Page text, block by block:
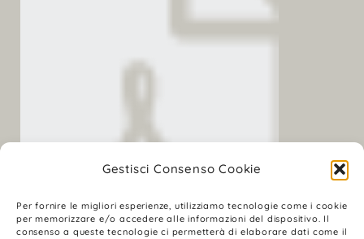
Gestisci Consenso Cookie
Per fornire le migliori esperienze, utilizziamo tecnologie come i cookie
per memorizzare e/o accedere alle informazioni del dispositivo. Il
consenso a queste tecnologie ci permetterà di elaborare dati come il